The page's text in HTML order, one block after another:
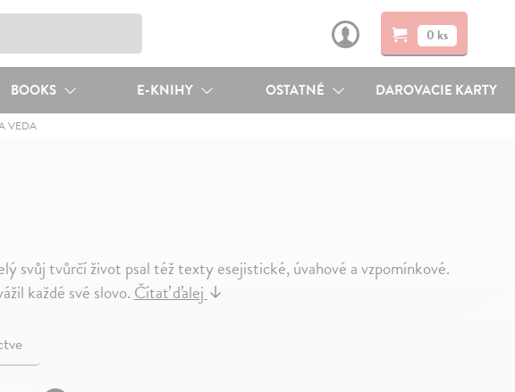
0 ks
BOOKS E-KNIHY OSTATNÉ DAROVACIE KARTY
VEDA
svůj tvůrčí život psal též texty esejistické, úvahové a vzpomínkové.
každé své slovo.Čítať ďalej↓